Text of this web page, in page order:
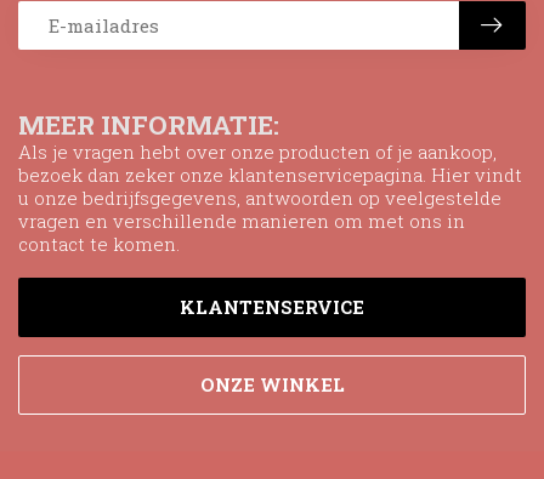
MEER INFORMATIE:
Als je vragen hebt over onze producten of je aankoop,
bezoek dan zeker onze klantenservicepagina. Hier vindt
u onze bedrijfsgegevens, antwoorden op veelgestelde
vragen en verschillende manieren om met ons in
contact te komen.
KLANTENSERVICE
ONZE WINKEL